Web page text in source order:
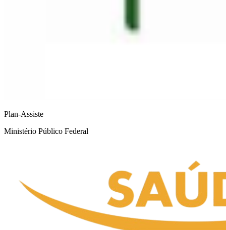
Plan-Assiste
Ministério Público Federal